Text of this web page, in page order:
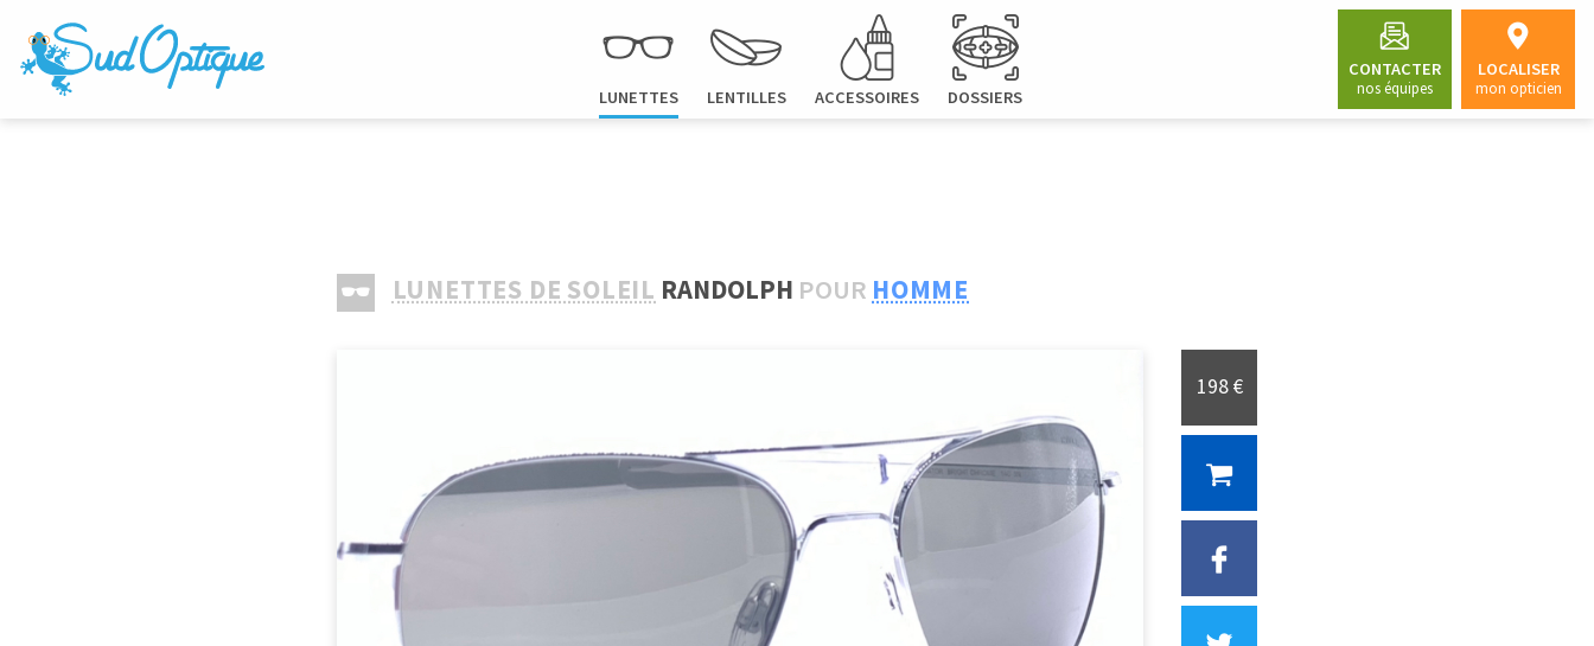
LUNETTES LENTILLES ACCESSOIRES DOSSIERS
CONTACTER
nos équipes
LOCALISER
mon opticien
LUNETTES DE SOLEIL RANDOLPH POUR HOMME
198 €